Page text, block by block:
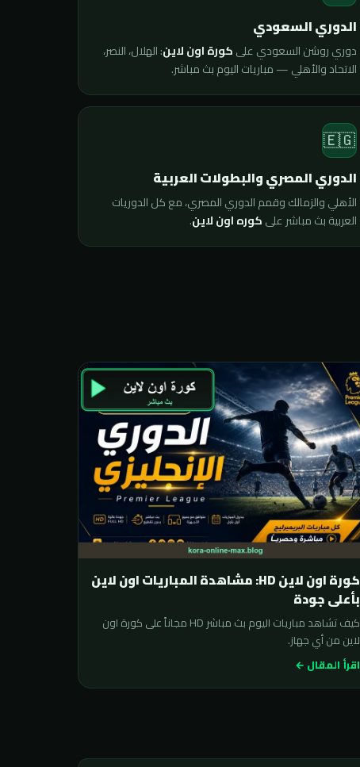
الدوري السعودي
دوري روشن السعودي علىكورة اون لاين: الهلال، النصر،
الاتحاد والأهلي — مباريات اليوم بث مباشر.
🇪🇬
الدوري المصري والبطولات العربية
الأهلي والزمالك وقمم الدوري المصري، مع كل الدوريات
العربية بث مباشر علىكوره اون لاين.
كورة اون لاين HD: مشاهدة المباريات اون لاين
بأعلى جودة
كيف تشاهد مباريات اليوم بث مباشر HD مجاناً على كورة اون
لاين من أي جهاز.
اقرأ المقال ←